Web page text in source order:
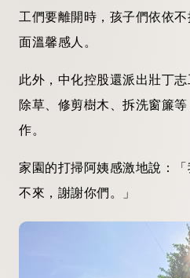
工們要離開時，孩子們依依
面溫馨感人。
此外，中化控股還派出壯丁
除草、修剪樹木、拆洗窗簾
作。
家園的打掃阿姨感激地說：
不來，謝謝你們。」